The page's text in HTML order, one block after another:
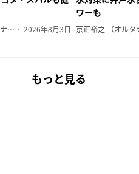
京正裕之 （オルタナ副編集長） 2026年8月3日
ワーも
もっと見る